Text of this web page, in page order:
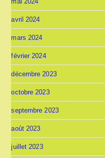
avril 2024
mars 2024
février 2024
décembre 2023
octobre 2023
septembre 2023
août 2023
juillet 2023